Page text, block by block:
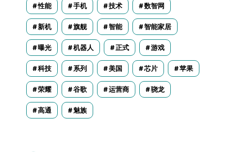
性能 手机 技术 数智网
新机 旗舰 智能 智能家居
曝光 机器人 正式 游戏
科技 系列 美国 芯片 苹果
荣耀 谷歌 运营商 骁龙
高通 魅族